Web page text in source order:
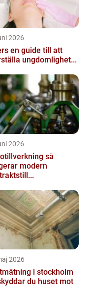
2026
till att
ungdomlighet...
2026
så
modern
2026
i stockholm
du huset mot